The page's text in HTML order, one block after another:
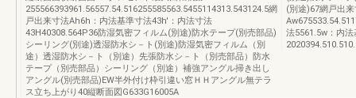
255566393961.56557.54.516255585563.5455114313.543124.5網
戸出来寸法Ah6h：内法基準寸法43h'：内法寸法
43H40308.564P36防湿気密フィルム(別途)防水テープ(別売部品)
シーリング(別途)透湿防水シ－ト(別途)防湿気密フィルム（別
途）透湿防水シ－ト（別途）先張防水シ－ト（別売部品）防水
テープ（別売部品）シーリング（別途）補強アングル掃き出し
アングル(別売部品)EW半外付け枠引違い窓ＨＨアングル無テラ
ス立ち上がり40縦断面図G633G16005A
(別途)67網戸出
法5561.5w：内法